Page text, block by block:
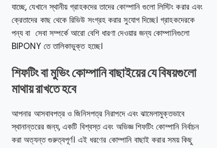
যাচ্ছে, যেখানে স্থানীয় গ্রাহকদের তাদের কোম্পানি গুলো লিস্টিং করার এবং
ক্রেতাদের কাছ থেকে রিভিউ সংগ্রহ করার সুযোগ দিচ্ছে। গ্রাহকদেরকে
পন্য বা সেবা সম্পর্কে আরো বেশি ধারণা দেওয়ার জন্য কোম্পানিগুলো
BIPONY তে তালিকাভুক্ত হচ্ছে।
শিফটিং বা মুভিং কোম্পানি বাছাইয়ের যে বিষয়গুলো
মাথায় রাখতে হবে
আপনার আসবাবপত্র ও জিনিসপত্র নিরাপদে এবং ঝামেলামুক্তভাবে
স্থানান্তরের জন্য, একটি বিশ্বস্ত এবং অভিজ্ঞ শিফটিং কোম্পানি নির্বাচন
করা অত্যন্ত গুরুত্বপূর্ণ। এই ধরণের কোম্পানি বাছাই করার সময় কিছু